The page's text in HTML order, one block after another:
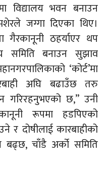
विद्यालय भवन बनाउन
जग्गा दिएका थिए।
गैरकानूनी ठहर्याएर थप
समिति बनाउन सुझाव
‘कोर्ट’मा
अघि बढाउँछ तरु
गरिरहनुभएको छ,” उनी
रूपमा हडपिएको
र दोषीलाई कारबाहीको
बढ्छ, चाँडै अर्को समिति